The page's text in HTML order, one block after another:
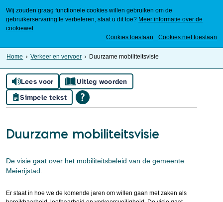
Wij zouden graag functionele cookies willen gebruiken om de
gebruikerservaring te verbeteren, staat u dit toe? Meer informatie over de
cookiewet
Cookies toestaan
Cookies niet toestaan
Home Verkeer en vervoer Duurzame mobiliteitsvisie
Lees voor
Uitleg woorden
Simpele tekst
Duurzame mobiliteitsvisie
De visie gaat over het mobiliteitsbeleid van de gemeente
Meierijstad.
Er staat in hoe we de komende jaren om willen gaan met zaken als